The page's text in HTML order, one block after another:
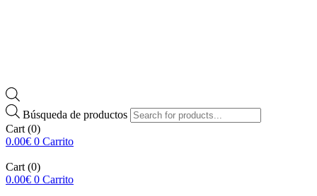
Búsqueda de productos
Cart (0)
0.00€ 0 Carrito
Cart (0)
0.00€ 0 Carrito